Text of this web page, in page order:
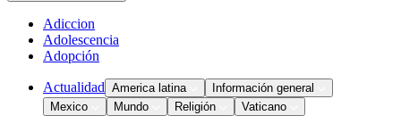
Adiccion
Adolescencia
Adopción
Actualidad America latina
Información general
Mexico
Mundo Religión Vaticano